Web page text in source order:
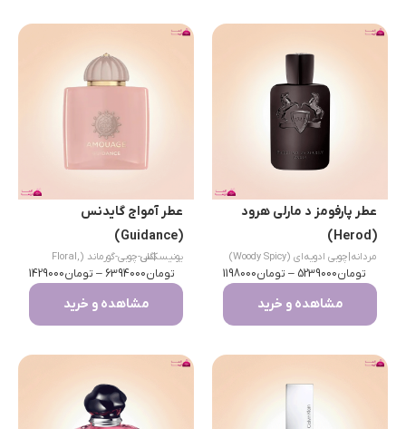
عطر پارفومز د مارلی هرود
(Herod)
مردانه چوبی ادویه‌ای (Woody Spicy)
تومان5239000
– تومان1198000
مشاهده و خرید
عطر آمواج گایدنس
(Guidance)
یونیسکس
|
گلی-چوبی-گورماند (Floral,
Woody, Gourmand)تومان6394000
– تومان1429000
مشاهده و خرید